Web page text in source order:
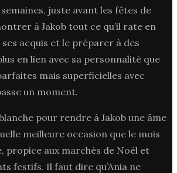
juste avant les fêtes de
à Jakob tout ce qu’il rate en
acquis et le préparer à des
en lien avec sa personnalité que
mais superficielles avec
un moment.
pour rendre à Jakob une âme
meilleure occasion que le mois
propice aux marchés de Noël et
festifs. Il faut dire qu’Ania ne